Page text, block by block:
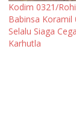
Kodim 0321/
Babinsa Koramil
Selalu Siaga
Karhutla